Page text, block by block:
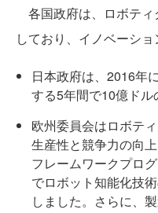
各国政府は、ロボテ
しており、イノベーシ
日本政府は、2016年
する5年間で10億ドル
欧州委員会はロボテ
生産性と競争力の向
フレームワークプロ
でロボット知能化技
しました。さらに、